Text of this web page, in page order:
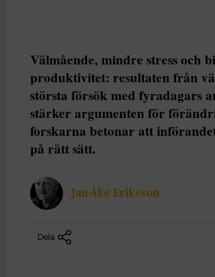
Välmående, mindre stress och
produktivitet: resultaten från
största försök med fyradagars
stärker argumenten för
forskarna betonar att
på rätt sätt.
Jan-Åke Eriksson
Dela